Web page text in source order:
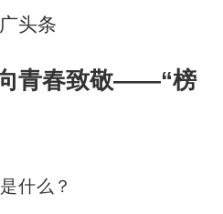
头条
向青春致敬——“榜
什么？